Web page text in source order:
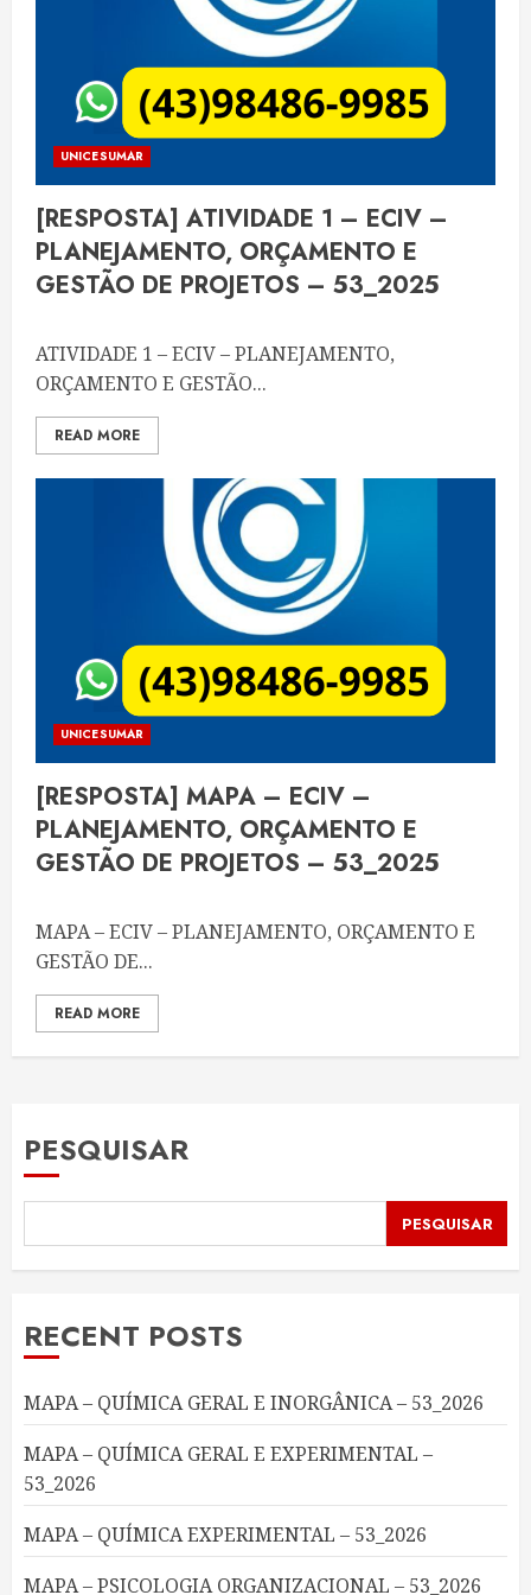
UNICESUMAR
[RESPOSTA] ATIVIDADE 1 – ECIV –
PLANEJAMENTO, ORÇAMENTO E
GESTÃO DE PROJETOS – 53_2025
ATIVIDADE 1 – ECIV – PLANEJAMENTO,
ORÇAMENTO E GESTÃO...
READ MORE
UNICESUMAR
[RESPOSTA] MAPA – ECIV –
PLANEJAMENTO, ORÇAMENTO E
GESTÃO DE PROJETOS – 53_2025
MAPA – ECIV – PLANEJAMENTO, ORÇAMENTO E
GESTÃO DE...
READ MORE
PESQUISAR
PESQUISAR
RECENT POSTS
MAPA – QUÍMICA GERAL E INORGÂNICA – 53_2026
MAPA – QUÍMICA GERAL E EXPERIMENTAL –
53_2026
MAPA – QUÍMICA EXPERIMENTAL – 53_2026
MAPA – PSICOLOGIA ORGANIZACIONAL – 53_2026